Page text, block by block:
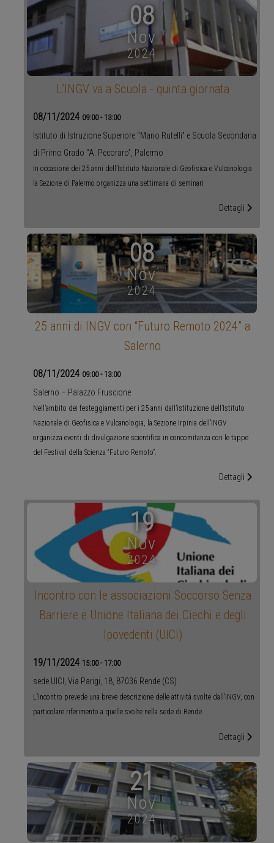
08
Nov
2024
L’INGV va a Scuola - quinta giornata
08/11/2024 09:00- 13:00
Istituto di Istruzione Superiore “Mario Rutelli” e Scuola Secondaria
di Primo Grado “A. Pecoraro”, Palermo
In occasione dei 25 anni dell’Istituto Nazionale di Geofisica e Vulcanologia
la Sezione di Palermo organizza una settimana di seminari
Dettagli
08
Nov
2024
25 anni di INGV con “Futuro Remoto 2024” a
Salerno
08/11/2024 09:00- 13:00
Salerno – Palazzo Fruscione
Nell’ambito dei festeggiamenti per i 25 anni dall’istituzione dell’Istituto
Nazionale di Geofisica e Vulcanologia, la Sezione Irpinia dell’INGV
organizza eventi di divulgazione scientifica in concomitanza con le tappe
del Festival della Scienza “Futuro Remoto”.
Dettagli
19
Nov
2024
Incontro con le associazioni Soccorso Senza
Barriere e Unione Italiana dei Ciechi e degli
Ipovedenti (UICI)
19/11/2024 15:00- 17:00
sede UICI, Via Parigi, 18, 87036 Rende (CS)
L’incontro prevede una breve descrizione delle attività svolte dall’INGV, con
particolare riferimento a quelle svolte nella sede di Rende.
Dettagli
21
Nov
2024